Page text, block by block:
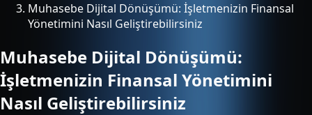
Muhasebe Dijital Dönüşümü: İşletmenizin Finansal
Yönetimini Nasıl Geliştirebilirsiniz
Muhasebe Dijital Dönüşümü:
İşletmenizin Finansal Yönetimini
Nasıl Geliştirebilirsiniz